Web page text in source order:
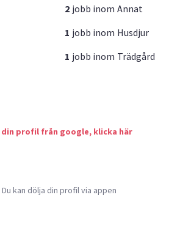
2 jobb inom Annat
1 jobb inom Husdjur
1 jobb inom Trädgård
profil från google, klicka här
kan dölja din profil via appen